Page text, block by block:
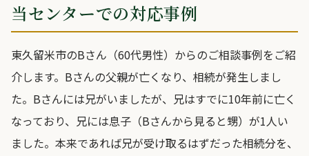
当センターでの対応事例
東久留米市のBさん（60代男性）からのご相談事例をご紹
介します。Bさんの父親が亡くなり、相続が発生しまし
た。Bさんには兄がいましたが、兄はすでに10年前に亡く
なっており、兄には息子（Bさんから見ると甥）が1人い
ました。本来であれば兄が受け取るはずだった相続分を、